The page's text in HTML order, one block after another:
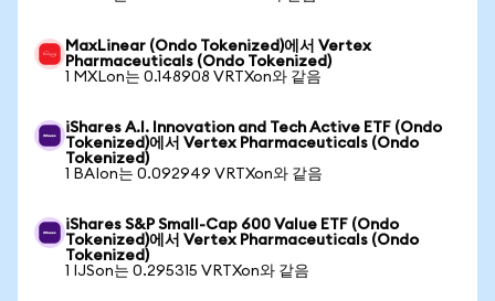
MaxLinear (Ondo Tokenized)에서 Vertex
Pharmaceuticals (Ondo Tokenized)
1 MXLon는 0.148908 VRTXon와 같음
iShares A.I. Innovation and Tech Active ETF (Ondo
Tokenized)에서 Vertex Pharmaceuticals (Ondo
Tokenized)
1 BAIon는 0.092949 VRTXon와 같음
iShares S&P Small-Cap 600 Value ETF (Ondo
Tokenized)에서 Vertex Pharmaceuticals (Ondo
Tokenized)
1 IJSon는 0.295315 VRTXon와 같음